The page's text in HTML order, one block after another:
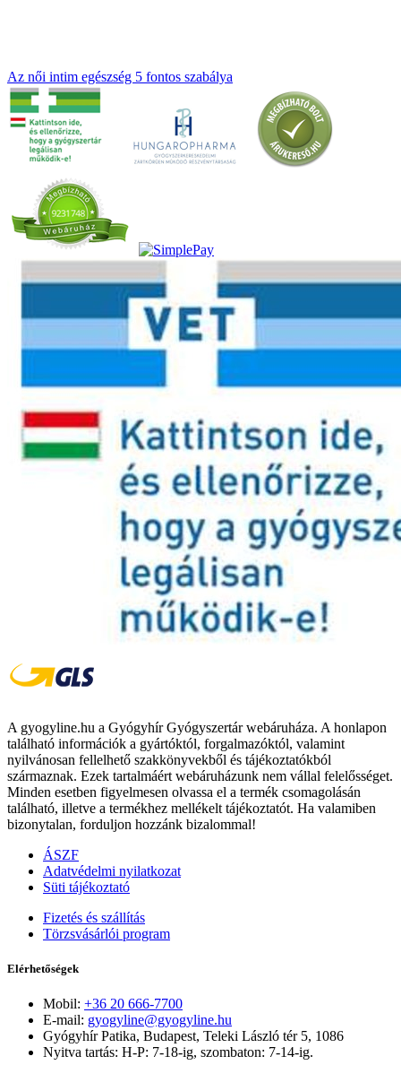
Az női intim egészség 5 fontos szabálya
A gyogyline.hu a Gyógyhír Gyógyszertár webáruháza. A honlapon
található információk a gyártóktól, forgalmazóktól, valamint
nyilvánosan fellelhető szakkönyvekből és tájékoztatókból
származnak. Ezek tartalmáért webáruházunk nem vállal felelősséget.
Minden esetben figyelmesen olvassa el a termék csomagolásán
található, illetve a termékhez mellékelt tájékoztatót. Ha valamiben
bizonytalan, forduljon hozzánk bizalommal!
ÁSZF
Adatvédelmi nyilatkozat
Süti tájékoztató
Fizetés és szállítás
Törzsvásárlói program
Elérhetőségek
Mobil: +36 20 666-7700
E-mail: gyogyline@gyogyline.hu
Gyógyhír Patika, Budapest, Teleki László tér 5, 1086
Nyitva tartás: H-P: 7-18-ig, szombaton: 7-14-ig.